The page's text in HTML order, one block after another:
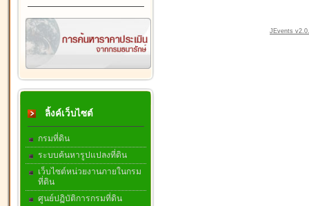
ลิ้งค์เว็บไซต์
กรมที่ดิน
ระบบค้นหารูปแปลงที่ดิน
เว็บไซต์หน่วยงานภายในกรม
ที่ดิน
ศูนย์ปฏิบัติการกรมที่ดิน
JEvents